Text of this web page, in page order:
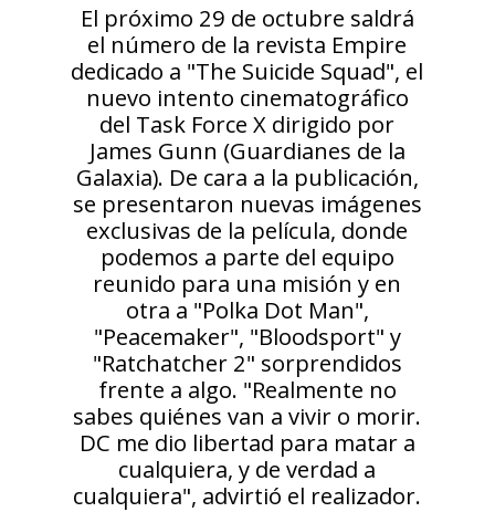
El próximo 29 de octubre saldrá
el número de la revista Empire
dedicado a "The Suicide Squad", el
nuevo intento cinematográfico
del Task Force X dirigido por
James Gunn (Guardianes de la
Galaxia). De cara a la publicación,
se presentaron nuevas imágenes
exclusivas de la película, donde
podemos a parte del equipo
reunido para una misión y en
otra a "Polka Dot Man",
"Peacemaker", "Bloodsport" y
"Ratchatcher 2" sorprendidos
frente a algo. "Realmente no
sabes quiénes van a vivir o morir.
DC me dio libertad para matar a
cualquiera, y de verdad a
cualquiera", advirtió el realizador.